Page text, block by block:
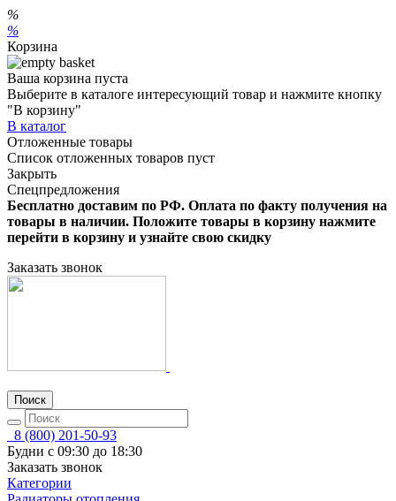
%
%
Корзина
Ваша корзина пуста
Выберите в каталоге интересующий товар и нажмите кнопку
"В корзину"
В каталог
Отложенные товары
Список отложенных товаров пуст
Закрыть
Спецпредложения
Бесплатно доставим по РФ. Оплата по факту получения на
товары в наличии. Положите товары в корзину нажмите
перейти в корзину и узнайте свою скидку
Заказать звонок
Поиск
8 (800) 201-50-93
Будни с 09:30 до 18:30
Заказать звонок
Категории